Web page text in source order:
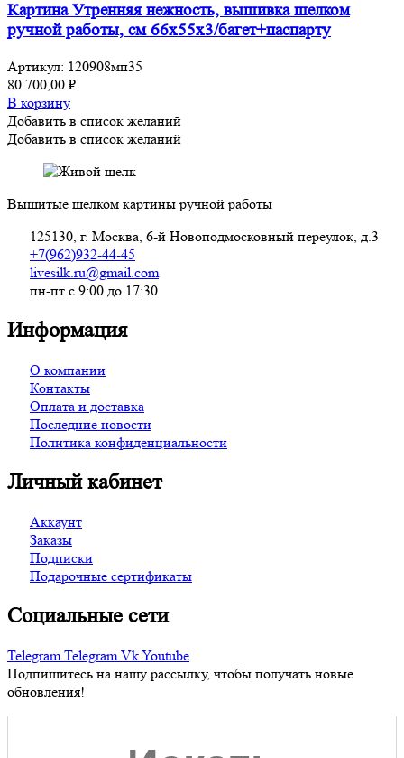
Картина Утренняя нежность, вышивка шелком
ручной работы, см 66х55х3/багет+паспарту
Артикул: 120908мп35
80 700,00 ₽
В корзину
Добавить в список желаний
Добавить в список желаний
Вышитые шелком картины ручной работы
125130, г. Москва, 6-й Новоподмосковный переулок, д.3
+7(962)932-44-45
livesilk.ru@gmail.com
пн-пт с 9:00 до 17:30
Информация
О компании
Контакты
Оплата и доставка
Последние новости
Политика конфиденциальности
Личный кабинет
Аккаунт
Заказы
Подписки
Подарочные сертификаты
Социальные сети
Telegram Telegram VkYoutube
Подпишитесь на нашу рассылку, чтобы получать новые
обновления!